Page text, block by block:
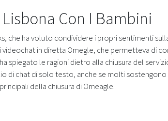
Con I Bambini
che ha voluto condividere i propri sentimenti
in diretta Omegle, che permetteva di
spiegato le ragioni dietro alla chiusura del
di chat di solo testo, anche se molti
della chiusura di Omeagle.